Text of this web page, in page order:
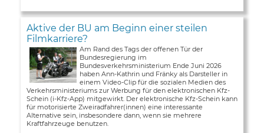
Aktive der BU am Beginn einer steilen
Filmkarriere?
Am Rand des Tags der offenen Tür der
Bundesregierung im
Bundesverkehrsministerium Ende Juni 2026
haben Ann-Kathrin und Fränky als Darsteller in
einem Video-Clip für die sozialen Medien des
Verkehrsministeriums zur Werbung für den elektronischen Kfz-
Schein (i-Kfz-App) mitgewirkt. Der elektronische Kfz-Schein kann
für motorisierte Zweiradfahrer(innen) eine interessante
Alternative sein, insbesondere dann, wenn sie mehrere
Kraftfahrzeuge benutzen.